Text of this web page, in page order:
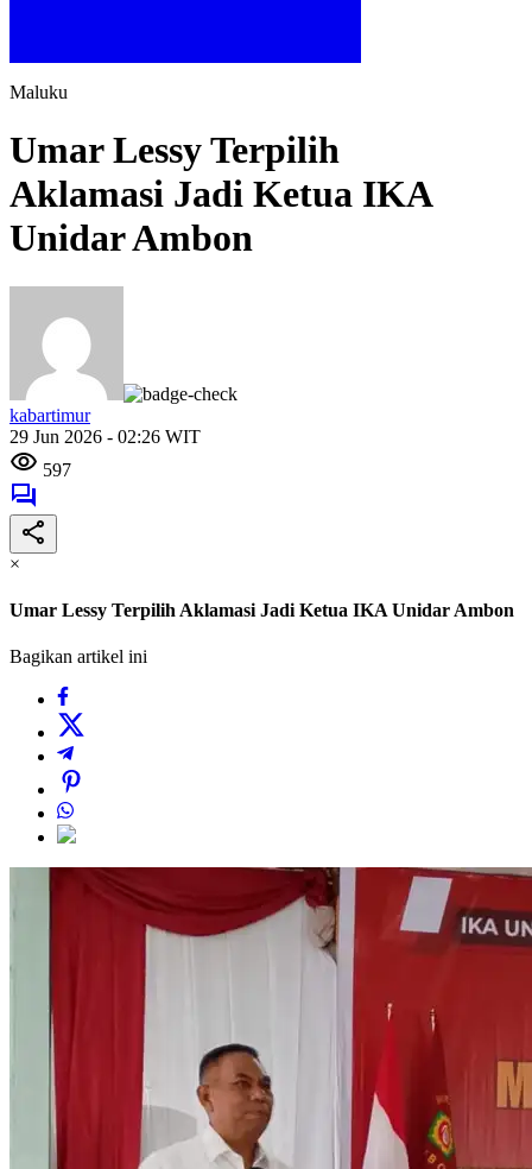
Maluku
Umar Lessy Terpilih
Aklamasi Jadi Ketua IKA
Unidar Ambon
kabartimur
29 Jun 2026 - 02:26 WIT
597
×
Umar Lessy Terpilih Aklamasi Jadi Ketua IKA Unidar Ambon
Bagikan artikel ini